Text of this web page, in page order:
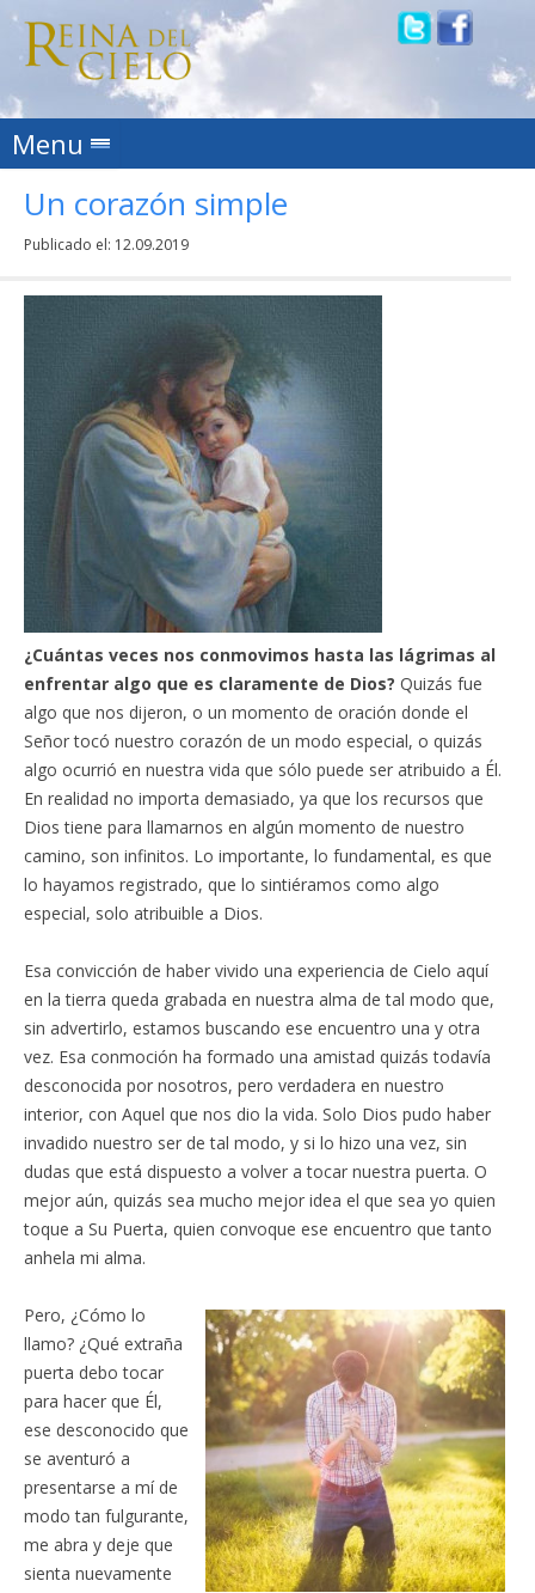
Menu Skip to content
Un corazón simple
Publicado el: 12.09.2019
¿Cuántas veces nos conmovimos hasta las lágrimas al
enfrentar algo que es claramente de Dios? Quizás fue
algo que nos dijeron, o un momento de oración donde el
Señor tocó nuestro corazón de un modo especial, o quizás
algo ocurrió en nuestra vida que sólo puede ser atribuido a Él.
En realidad no importa demasiado, ya que los recursos que
Dios tiene para llamarnos en algún momento de nuestro
camino, son infinitos. Lo importante, lo fundamental, es que
lo hayamos registrado, que lo sintiéramos como algo
especial, solo atribuible a Dios.
Esa convicción de haber vivido una experiencia de Cielo aquí
en la tierra queda grabada en nuestra alma de tal modo que,
sin advertirlo, estamos buscando ese encuentro una y otra
vez. Esa conmoción ha formado una amistad quizás todavía
desconocida por nosotros, pero verdadera en nuestro
interior, con Aquel que nos dio la vida. Solo Dios pudo haber
invadido nuestro ser de tal modo, y si lo hizo una vez, sin
dudas que está dispuesto a volver a tocar nuestra puerta. O
mejor aún, quizás sea mucho mejor idea el que sea yo quien
toque a Su Puerta, quien convoque ese encuentro que tanto
anhela mi alma.
Pero, ¿Cómo lo
llamo? ¿Qué extraña
puerta debo tocar
para hacer que Él,
ese desconocido que
se aventuró a
presentarse a mí de
modo tan fulgurante,
me abra y deje que
sienta nuevamente